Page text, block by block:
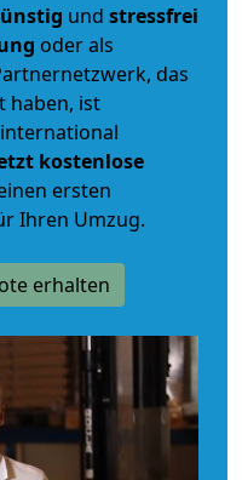
und stressfrei
oder als
das
haben, ist
kostenlose
ersten
Ihren Umzug.
erhalten